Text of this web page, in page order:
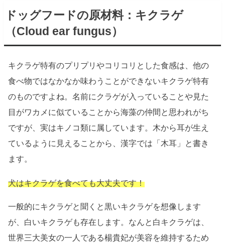
ドッグフードの原材料：キクラゲ
（Cloud ear fungus）
キクラゲ特有のプリプリやコリコリとした食感は、他の
食べ物ではなかなか味わうことができないキクラゲ特有
のものですよね。名前にクラゲが入っていることや見た
目がワカメに似ていることから海藻の仲間と思われがち
ですが、実はキノコ類に属しています。木から耳が生え
ているように見えることから、漢字では「木耳」と書き
ます。
犬はキクラゲを食べても大丈夫です！
一般的にキクラゲと聞くと黒いキクラゲを想像します
が、白いキクラゲも存在します。なんと白キクラゲは、
世界三大美女の一人である楊貴妃が美容を維持するため